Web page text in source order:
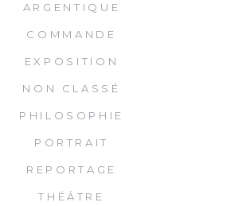
ARGENTIQUE
COMMANDE
EXPOSITION
NON CLASSÉ
PHILOSOPHIE
PORTRAIT
REPORTAGE
THÉÂTRE